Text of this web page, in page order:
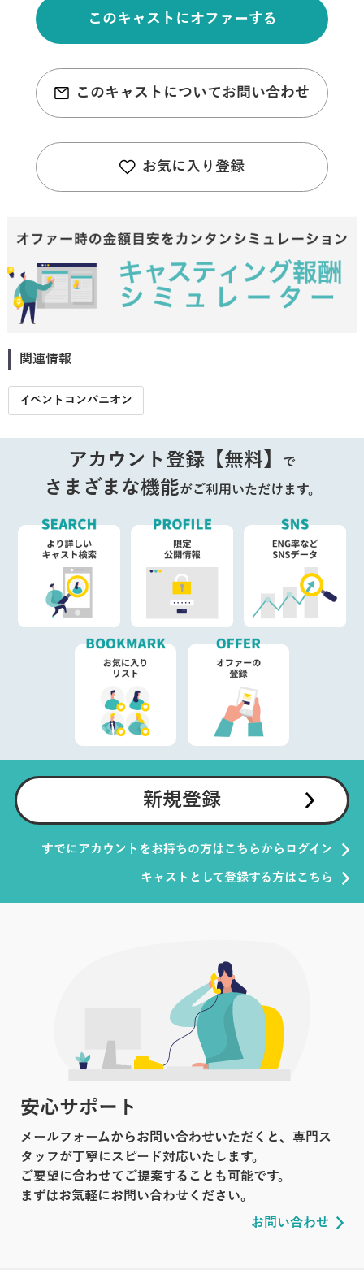
このキャストにオファーする
このキャストについてお問い合わせ
お気に入り登録
関連情報
イベントコンパニオン
アカウント登録【無料】 で
さまざまな機能がご利用いただけます。
新規登録
すでにアカウントをお持ちの方はこちらからログイン
キャストとして登録する方はこちら
安心サポート
メールフォームからお問い合わせいただくと、専門ス
タッフが丁寧にスピード対応いたします。
ご要望に合わせてご提案することも可能です。
まずはお気軽にお問い合わせください。
お問い合わせ